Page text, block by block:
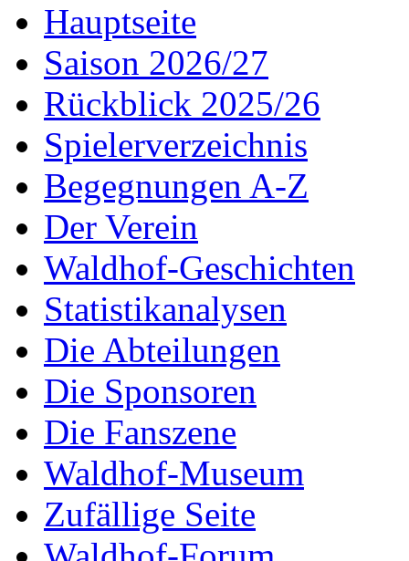
Hauptseite
Saison 2026/27
Rückblick 2025/26
Spielerverzeichnis
Begegnungen A-Z
Der Verein
Waldhof-Geschichten
Statistikanalysen
Die Abteilungen
Die Sponsoren
Die Fanszene
Waldhof-Museum
Zufällige Seite